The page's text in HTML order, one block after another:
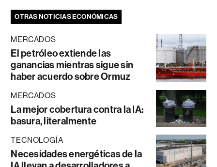
OTRAS NOTICIAS ECONÓMICAS
MERCADOS
El petróleo extiende las
ganancias mientras sigue sin
haber acuerdo sobre Ormuz
MERCADOS
La mejor cobertura contra la IA:
basura, literalmente
TECNOLOGÍA
Necesidades energéticas de la